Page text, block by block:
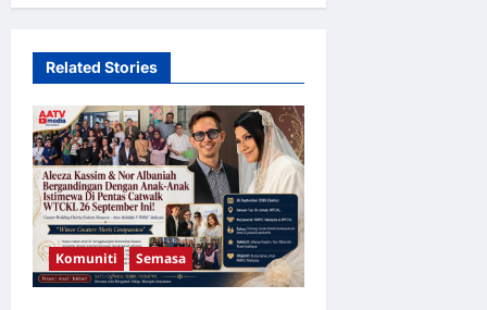
o
n
Related Stories
Komuniti Semasa